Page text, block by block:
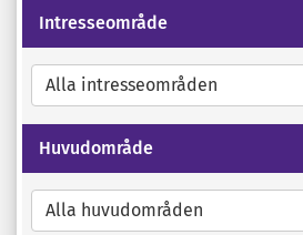
Intresseområde
Alla intresseområden
Huvudområde
Alla huvudområden